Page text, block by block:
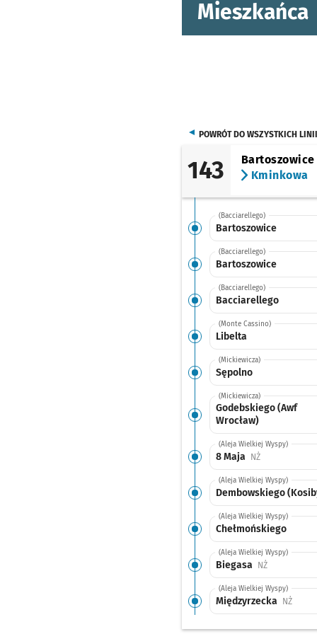
Mieszkańca
POWRÓT DO WSZYSTKICH LINII
143
Bartoszowice
Kminkowa
(Bacciarellego)
Bartoszowice
(Bacciarellego)
Bartoszowice
(Bacciarellego)
Bacciarellego
(Monte Cassino)
Libelta
(Mickiewicza)
Sępolno
(Mickiewicza)
Godebskiego (Awf
Wrocław)
(Aleja Wielkiej Wyspy)
8 Maja NŻPrzystanek na
(Aleja Wielkiej Wyspy)
Dembowskiego
(Aleja Wielkiej Wyspy)
Chełmońskiego
(Aleja Wielkiej Wyspy)
Biegasa NŻPrzystanek
(Aleja Wielkiej Wyspy)
Międzyrzecka NŻ